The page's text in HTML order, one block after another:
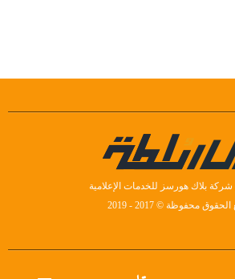
بلاك هورسز للخدمات الإعلامية
محفوظة © 2017 - 2019